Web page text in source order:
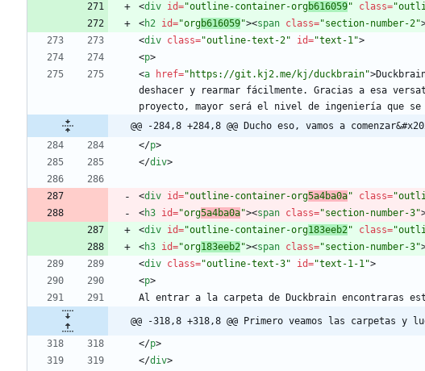
<div id="outline-container-orgb616059" class=
<h2 id="orgb616059"><span class="section-number-2"
<div class="outline-text-2" id="text-1">
<p>
<a href="https://git.kj2.me/kj/duckbrain">
deshacer y rearmar fácilmente. Gracias a esa
proyecto, mayor será el nivel de ingeniería que
@@ -284,8 +284,8 @@ Ducho eso, vamos a
</p>
</div>
<div id="outline-container-org5a4ba0a" class=
<h3 id="org5a4ba0a"><span class="section-number-3"
<div id="outline-container-org183eeb2" class=
<h3 id="org183eeb2"><span class="section-number-3"
<div class="outline-text-3" id="text-1-1">
<p>
Al entrar a la carpeta de Duckbrain encontraras
@@ -318,8 +318,8 @@ Primero veamos las carpetas y
</p>
</div>